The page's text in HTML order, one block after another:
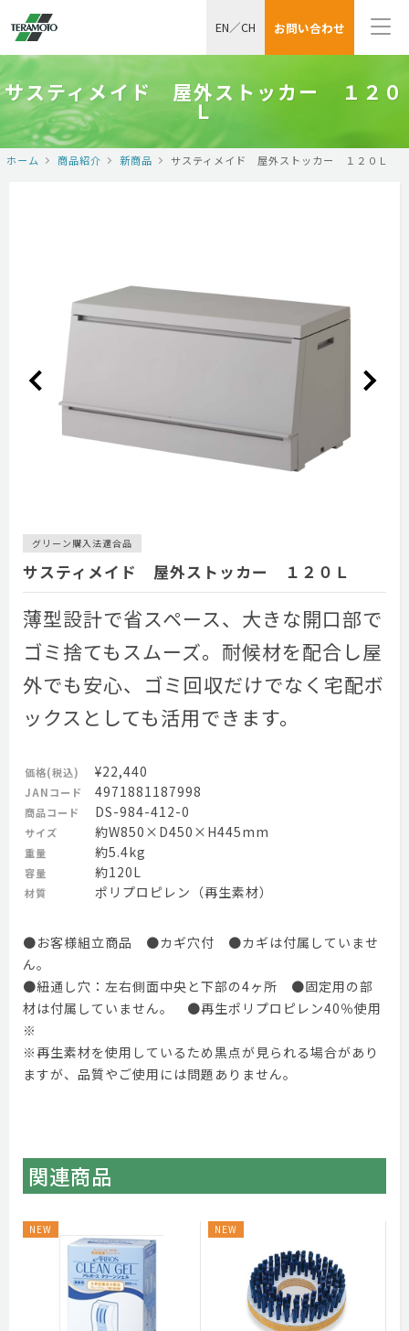
お問い合わせ
EN／CH
サスティメイド 屋外ストッカー １２０
Ｌ
ホーム 商品紹介 新商品 サスティメイド 屋外ストッカー １２０Ｌ
グリーン購入法適合品
サスティメイド 屋外ストッカー １２０Ｌ
薄型設計で省スペース、大きな開口部で
ゴミ捨てもスムーズ。耐候材を配合し屋
外でも安心、ゴミ回収だけでなく宅配ボ
ックスとしても活用できます。
価格(税込) ¥22,440
JANコード 4971881187998
商品コード DS-984-412-0
サイズ 約W850×D450×H445mm
重量 約5.4kg
容量 約120L
材質 ポリプロピレン（再生素材）
●お客様組立商品 ●カギ穴付 ●カギは付属していませ
ん。
●紐通し穴：左右側面中央と下部の4ヶ所 ●固定用の部
材は付属していません。 ●再生ポリプロピレン40％使用
※
※再生素材を使用しているため黒点が見られる場合があり
ますが、品質やご使用には問題ありません。
関連商品